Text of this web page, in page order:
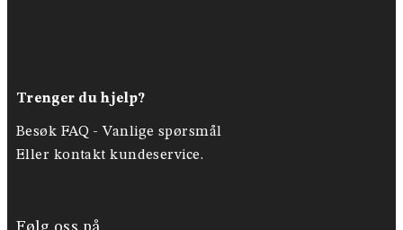
Trenger du hjelp?
Besøk FAQ - Vanlige spørsmål
Eller kontakt kundeservice.